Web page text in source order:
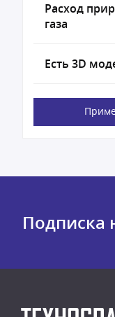
Расход
газа
Есть 3D
Подписка